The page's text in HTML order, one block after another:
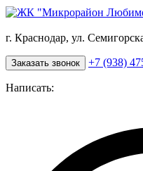
Перейти
основному
г. Краснодар, ул.
Заказать звонок +7 (938)
Написать: